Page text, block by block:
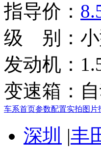
指导价：
级 别：
发动机：
变速箱：
车系首页参数配置实拍图片
深圳 |丰